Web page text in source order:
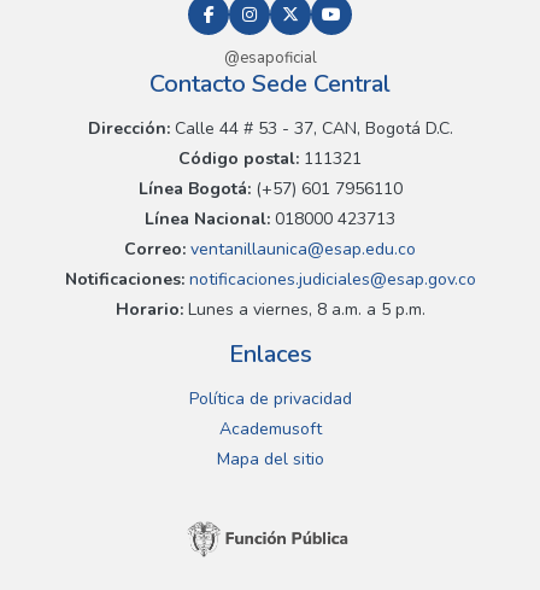
@esapoficial
Contacto Sede Central
Dirección:Calle 44 # 53 - 37, CAN, Bogotá D.C.
Código postal: 111321
Línea Bogotá:(+57) 601 7956110
Línea Nacional: 018000 423713
Correo: ventanillaunica@esap.edu.co
Notificaciones:notificaciones.judiciales@esap.gov.co
Horario:Lunes a viernes, 8 a.m. a 5 p.m.
Enlaces
Política de privacidad
Academusoft
Mapa del sitio